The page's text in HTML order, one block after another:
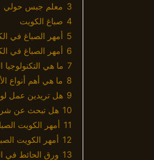
3 معلم جبس حولي
4 صباغ الكويت
5 أمهر الصباغ في
6 أمهر الصباغ في
7 ما هي
8 ما هي أهم أنواع
9 هل تريدين عمل
10 هل تبحث عن
11 أمهر الكويت
12 أمهر الكويت
13 ورق الحائط في